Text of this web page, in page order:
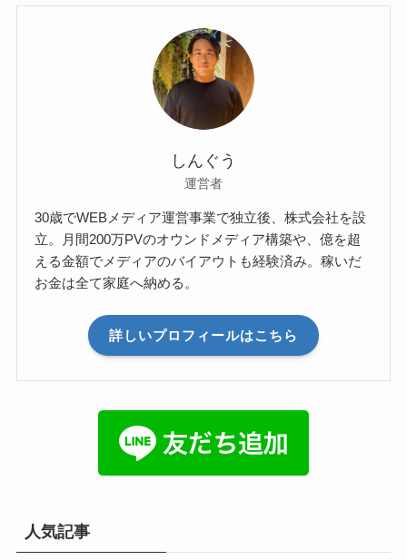
しんぐう
運営者
30歳でWEBメディア運営事業で独立後、株式会社を設
立。月間200万PVのオウンドメディア構築や、億を超
える金額でメディアのバイアウトも経験済み。稼いだ
お金は全て家庭へ納める。
詳しいプロフィールはこちら
人気記事